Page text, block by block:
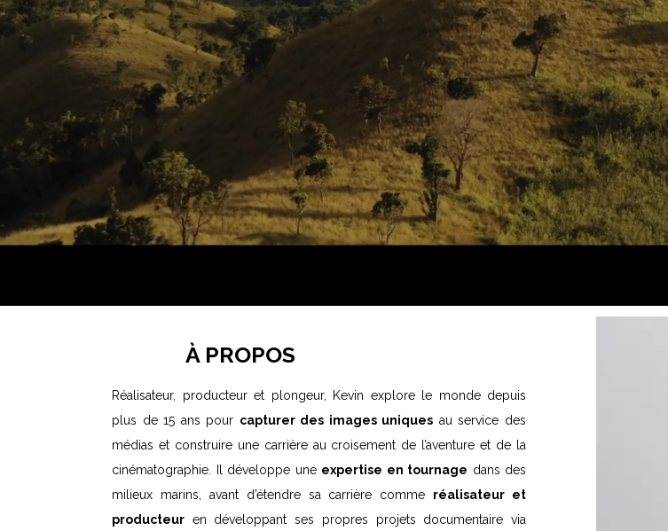
À PROPOS
Réalisateur, producteur et plongeur, Kevin explore le monde depuis
plus de 15 ans pour capturer des images uniques au service des
médias et construire une carrière au croisement de l’aventure et de la
cinématographie. Il développe une expertise en tournage dans des
milieux marins, avant d’étendre sa carrière comme réalisateur et
producteur en développant ses propres projets documentaire via